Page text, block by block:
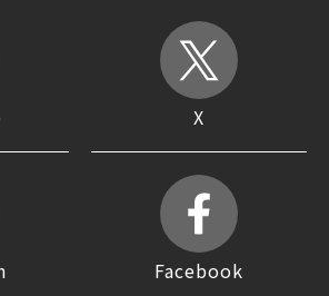
X
Facebook